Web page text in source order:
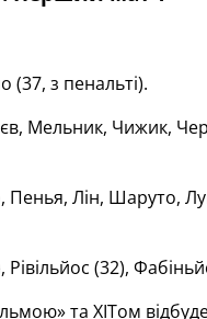
(37, з пенальті).
Мельник, Чижик,
Лін, Шаруто,
(32),
та ХІТом